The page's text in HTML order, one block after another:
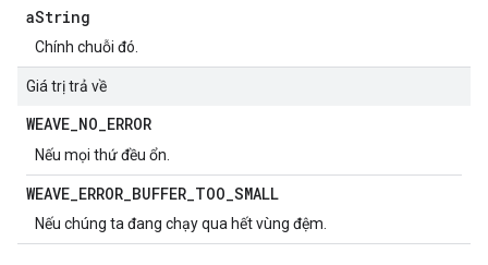
aString
Chính chuỗi đó.
Giá trị trả về
WEAVE_NO_ERROR
Nếu mọi thứ đều ổn.
WEAVE_ERROR_BUFFER_TOO_SMALL
Nếu chúng ta đang chạy qua hết vùng đệm.